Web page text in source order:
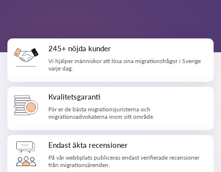
245+ nöjda kunder
Vi hjälper människor att lösa sina migrationsfrågor i Sverige
varje dag.
Kvalitetsgaranti
För er de bästa migrationsjuristerna och
migrationsadvokaterna inom sitt område.
Endast äkta recensioner
På vår webbplats publiceras endast verifierade recensioner
från migrationsärenden.